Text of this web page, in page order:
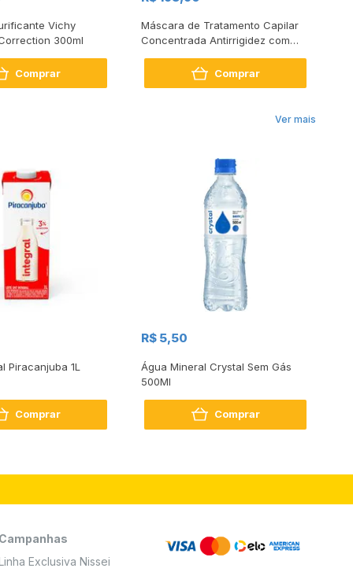
Vichy
300ml
Comprar
Máscara de Tratamento Capilar
Concentrada Antirrigidez com
Pro Keratin Complex Vichy
Dercos Kera Solutions 200ml
Comprar
Ver mais
Piracanjuba 1L
Comprar
R$ 5,50
Água Mineral Crystal Sem Gás
500Ml
Comprar
Campanhas
Exclusiva Nissei